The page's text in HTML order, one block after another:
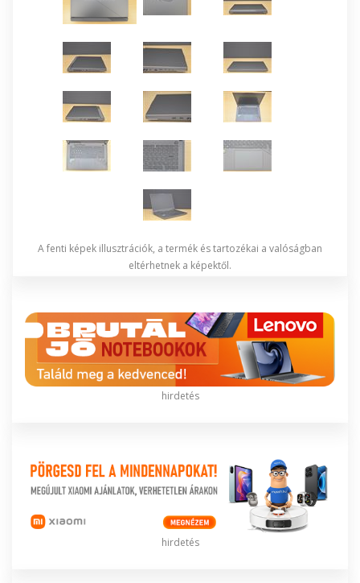
A fenti képek illusztrációk, a termék és tartozékai a valóságban
eltérhetnek a képektől.
hirdetés
hirdetés